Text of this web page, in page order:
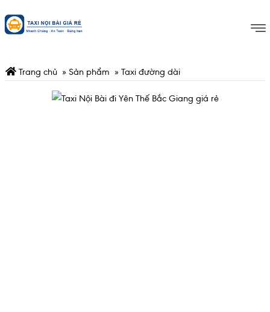
Trang chủ » Sản phẩm » Taxi đường dài